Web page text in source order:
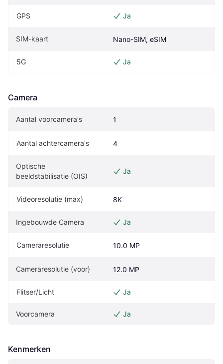
GPS Ja
SIM-kaart Nano-SIM, eSIM
5G Ja
Camera
Aantal voorcamera's 1
Aantal achtercamera's 4
Optische
beeldstabilisatie (OIS)
Ja
Videoresolutie (max) 8K
Ingebouwde Camera Ja
Cameraresolutie 10.0 MP
Cameraresolutie (voor) 12.0 MP
Flitser/Licht Ja
Voorcamera Ja
Kenmerken